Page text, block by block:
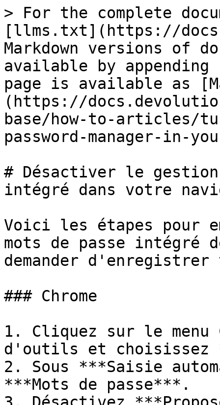
> For the complete
[llms.txt](https://
Markdown versions of
available by
page is available as
(https://
base/how-to-
password-manager-in-
# Désactiver le
intégré dans votre
Voici les étapes pour
mots de passe intégré
demander d'enregistrer
### Chrome
1. Cliquez sur le menu
d'outils et choisissez
2. Sous ***Saisie
***Mots de passe***.